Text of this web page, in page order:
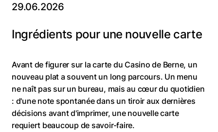
29.06.2026
Ingrédients pour une nouvelle carte
Avant de figurer sur la carte du Casino de Berne, un
nouveau plat a souvent un long parcours. Un menu
ne naît pas sur un bureau, mais au cœur du quotidien
: d'une note spontanée dans un tiroir aux dernières
décisions avant d'imprimer, une nouvelle carte
requiert beaucoup de savoir-faire.